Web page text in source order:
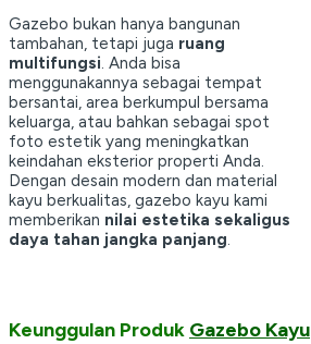
Gazebo bukan hanya bangunan
tambahan, tetapi juga ruang
multifungsi. Anda bisa
menggunakannya sebagai tempat
bersantai, area berkumpul bersama
keluarga, atau bahkan sebagai spot
foto estetik yang meningkatkan
keindahan eksterior properti Anda.
Dengan desain modern dan material
kayu berkualitas, gazebo kayu kami
memberikan nilai estetika sekaligus
daya tahan jangka panjang.
Keunggulan Produk Gazebo Kayu